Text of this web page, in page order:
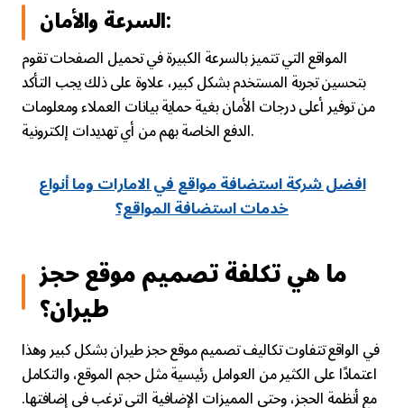
السرعة والأمان:
المواقع التي تتميز بالسرعة الكبيرة في تحميل الصفحات تقوم
بتحسين تجربة المستخدم بشكل كبير، علاوة على ذلك يجب التأكد
من توفير أعلى درجات الأمان بغية حماية بيانات العملاء ومعلومات
الدفع الخاصة بهم من أي تهديدات إلكترونية.
افضل شركة استضافة مواقع في الامارات وما أنواع
خدمات استضافة المواقع؟
ما هي تكلفة تصميم موقع حجز
طيران؟
في الواقع تتفاوت تكاليف تصميم موقع حجز طيران بشكل كبير وهذا
اعتمادًا على الكثير من العوامل رئيسية مثل حجم الموقع، والتكامل
مع أنظمة الحجز، وحتى المميزات الإضافية التي ترغب في إضافتها.